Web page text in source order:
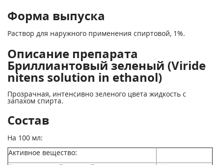
Форма выпуска
Раствор для наружного применения спиртовой, 1%.
Описание препарата
Бриллиантовый зеленый (Viride
nitens solution in ethanol)
Прозрачная, интенсивно зеленого цвета жидкость с
запахом спирта.
Состав
На 100 мл:
Активное вещество: